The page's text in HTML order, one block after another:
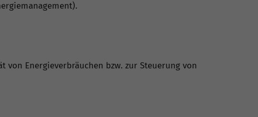
Energieverbräuchen bzw. zur Steuerung von